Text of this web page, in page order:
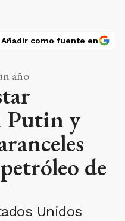
Añadir como fuente en
año
Putin y
de
Unidos